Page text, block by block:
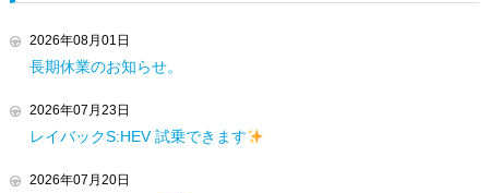
2026年08月01日
長期休業のお知らせ。
2026年07月23日
レイバックS:HEV 試乗できます
2026年07月20日